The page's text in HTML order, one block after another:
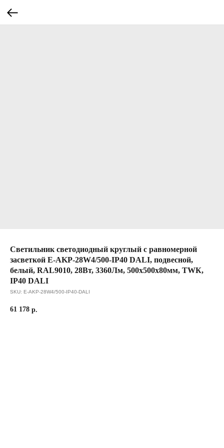
Светильник светодиодный круглый с равномерной
засветкой E-AKP-28W4/500-IP40 DALI, подвесной,
белый, RAL9010, 28Вт, 3360Лм, 500х500х80мм, TWК,
IP40 DALI
SKU: E-AKP-28W4/500-IP40-DALI
61 178 р.